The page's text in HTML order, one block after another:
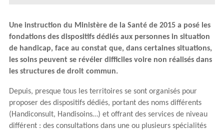
Une instruction du Ministère de la Santé de 2015 a posé les
fondations des dispositifs dédiés aux personnes in situation
de handicap, face au constat que, dans certaines situations,
les soins peuvent se révéler difficiles voire non réalisés dans
les structures de droit commun.
Depuis, presque tous les territoires se sont organisés pour
proposer des dispositifs dédiés, portant des noms différents
(Handiconsult, Handisoins…) et offrant des services de niveau
différent : des consultations dans une ou plusieurs spécialités